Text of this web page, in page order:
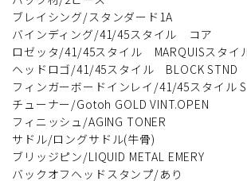
ブレイシング/スタンダード1A
バインディング/41/45スタイル コア
ロゼッタ/41/45スタイル MARQUISスタイ
ヘッドロゴ/41/45スタイル BLOCK STND
フィンガーボードインレイ/41/45スタイル
チューナー/Gotoh GOLD VINT.OPEN
フィニッシュ/AGING TONER
サドル/ロングサドル(牛骨)
ブリッジピン/LIQUID METAL EMERY
バックオフヘッドスタンプ/あり